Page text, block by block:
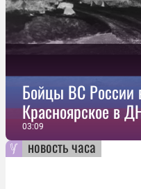
Бойцы ВС России
Красноярское в
03:09
новость часа